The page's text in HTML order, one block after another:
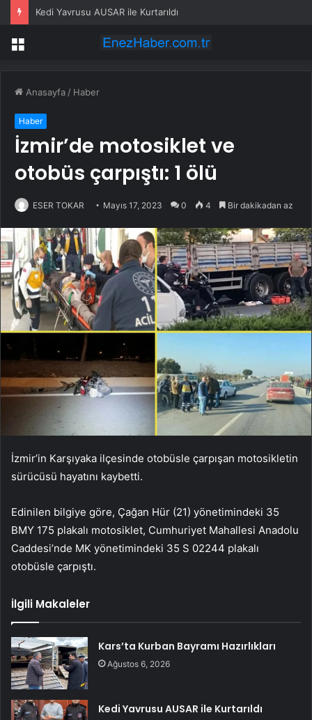
Kedi Yavrusu AUSAR ile Kurtarıldı
Menü
Anasayfa / Haber
Haber
İzmir’de motosiklet ve
otobüs çarpıştı: 1 ölü
ESER TOKAR Mayıs 17, 2023 0 4 Bir dakikadan az
İzmir’in Karşıyaka ilçesinde otobüsle çarpışan motosikletin
sürücüsü hayatını kaybetti.
Edinilen bilgiye göre, Çağan Hür (21) yönetimindeki 35
BMY 175 plakalı motosiklet, Cumhuriyet Mahallesi Anadolu
Caddesi’nde MK yönetimindeki 35 S 02244 plakalı
otobüsle çarpıştı.
İlgili Makaleler
Kars’ta Kurban Bayramı Hazırlıkları
Ağustos 6, 2026
Kedi Yavrusu AUSAR ile Kurtarıldı